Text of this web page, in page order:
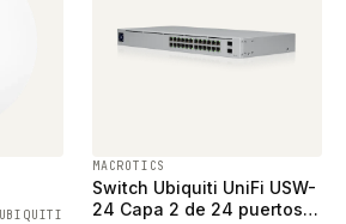
UBIQUITI
MACROTICS
Switch Ubiquiti UniFi USW-
24 Capa 2 de 24 puertos